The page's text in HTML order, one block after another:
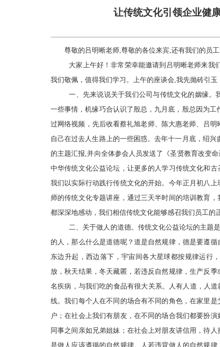
让传统文化引领企业
尊敬的吕明晰老师,尊敬的各位来宾,还有我们的员
大家上午好！非常荣幸能邀请到吕明晰老师来我
我们敬佩，值得我们学习。上午的座谈会,我先抛砖引
一、先来说说关于我们公司与传统文化的姻缘
一些事情，机缘巧合认识了殷总，九月底，殷总因为
过网络视频，先后收看蔡礼旭老师、陈大惠老师、吕
自己在过去人生路上的一些困惑。去年十一月底，绍
的主题汇报,并向全体参会人员发送了《圣贤教育改变
中华传统文化公益论坛，让更多的人学习传统文化和
我们以实际行动践行传统文化的开始。今年正月初八
师的传统文化专题讲座，通过三天半时间的培训教育
都深深地感动，我们相信传统文化能够感召我们员工
二、关于做人的道德。传统文化公益论坛的主题
的人，那么什么是道德呢？道是自然规律，德是要遵
东边升起，西边落下，宇宙间各大星球都按规律运行
放，秋天结果，冬天藏匿，若违反自然规律，生产反
名疾病，与我们吃的食品有很大关系。
人有人道，人
线。我们每个人在不同的场合有不同的角色，在家里
户 ；在社会上我们有朋友，在不同的场合我们都要扮
同事之间亲如兄弟姐妹 ； 在社会上对朋友讲信用，待
是做人应该遵循的自然规律。
人若违背做人的自然规